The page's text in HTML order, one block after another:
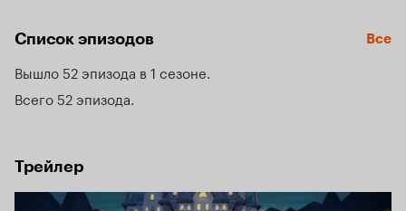
Список эпизодов Все
Вышло 52 эпизода в 1 сезоне
Всего 52 эпизода
Трейлер